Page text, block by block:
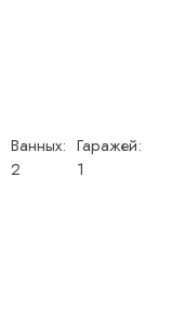
Ванных:
2
Гаражей:
1